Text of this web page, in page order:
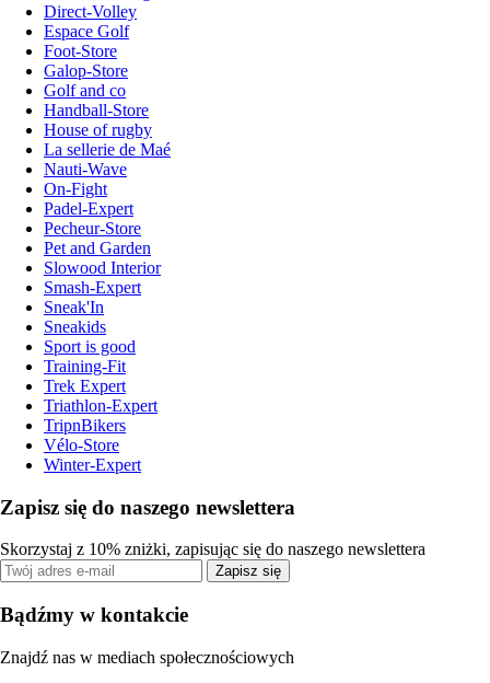
Direct-Volley
Espace Golf
Foot-Store
Galop-Store
Golf and co
Handball-Store
House of rugby
La sellerie de Maé
Nauti-Wave
On-Fight
Padel-Expert
Pecheur-Store
Pet and Garden
Slowood Interior
Smash-Expert
Sneak'In
Sneakids
Sport is good
Training-Fit
Trek Expert
Triathlon-Expert
TripnBikers
Vélo-Store
Winter-Expert
Zapisz się do naszego newslettera
Skorzystaj z 10% zniżki, zapisując się do naszego newslettera
Zapisz się
Bądźmy w kontakcie
Znajdź nas w mediach społecznościowych